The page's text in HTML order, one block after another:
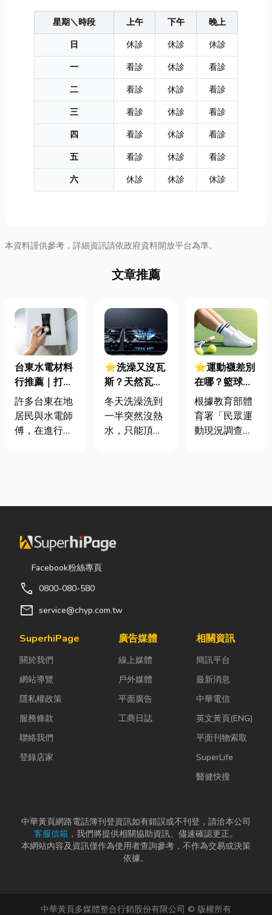
星期＼時段 上午 下午
晚上
日
休診 休診
休診
一
看診 休診
看診
二
看診 休診
看診
三
看診 休診
看診
四
看診 休診
看診
五
看診 休診
看診
六
休診 休診 休診
本資料謹供參考，詳細資訊請依政府資料開放平台為準。
文章推薦
台東水電材料
行推薦｜打造
安全耐用的居
家環境
許多台東在地
居民與水電師
傅，在進行居
料行採購。除
齊全，也能依
照施工需求，
快速找到合適
插座、燈具、
馬達、衛浴設
關產品。 無論
關、安裝節能
燈具、處...
⭐洗澡又沒瓦
斯？天然瓦斯
是什麼、費用
怎麼算？家庭
能源選擇與配
冬天洗澡洗到
一半突然沒熱
水，只能頂著
共同噩夢。隨
越多屋主在老
管工程。到底
麼？它跟傳統
裝瓦斯有什麼
差別？天然瓦
斯...
⭐運動襪差別
在哪？籃球、
慢跑、排球襪
挑選全攻略，
穿對了運動不
根據教育部體
育署「民眾運
動現況調查」
與各類球類運
抓一雙幾十元
上場。 「運動
鞋就像...
Facebook粉絲專頁
call 0800-080-580
mail service@chyp.com.tw
SuperhiPage
關於我們
網站導覽
隱私權政策
服務條款
聯絡我們
登錄店家
廣告媒體
線上媒體
戶外媒體
平面廣告
工商日誌
相關資訊
簡訊平台
最新消息
中華電信
英文黃頁(ENG)
平面刊物索取
SuperLife
醫健快搜
中華黃頁網路電話簿刊登資訊如有錯誤或不刊登，請洽本公司
客服信箱 ，我們將提供相關協助資訊、儘速確認更正。
本網站內容及資訊僅作為使用者查詢參考，不作為交易或決策
依據。
中華黃頁多媒體整合行銷股份有限公司 © 版權所有